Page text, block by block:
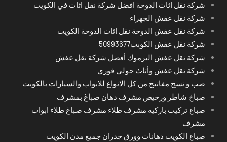
شركة نقل اثاث الدوحة افضل شركة نقل اثاث في الكويت
شركة نقل عفش الجهراء
شركة نقل عفش الدوحة نقل اثاث الدوحة الكويت
شركة نقل عفش الكويت50993677
شركة نقل عفش اليرموك أفضل شركة نقل عفش
شركة نقل عفش وأثاث حولي فوري
صب و نسخ مفاتيح من كل الانواع للابواب والسيارات بالكويت
صباخ شاطر ورخيص مشرف دهان صباغ بمشرف
صباع تركيب باركيه مشرف طلاء مشرف صباغ طلاء ابواب
مشرف
صباغ الكويت دهانات وورق جدران جميع مدن الكويت